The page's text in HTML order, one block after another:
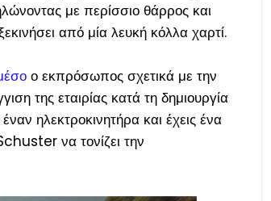
με περίσσιο θάρρος και
από μία λευκή κόλλα χαρτί.
ο εκπρόσωπος σχετικά με την
της εταιρίας κατά τη δημιουργία
ηλεκτροκινητήρα και έχεις ένα
να τονίζει την